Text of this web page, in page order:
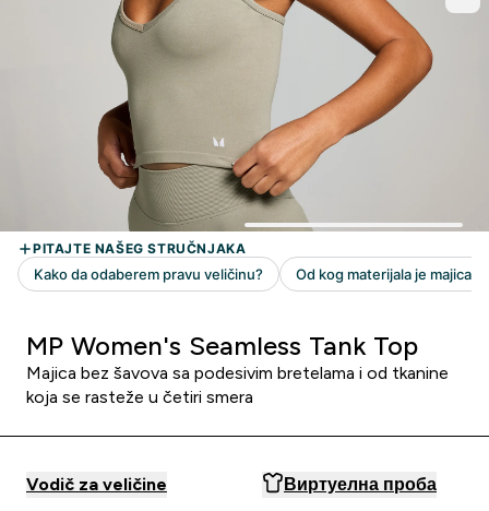
MP Women's Seamless Tank Top
Majica bez šavova sa podesivim bretelama i od tkanine
koja se rasteže u četiri smera
Vodič za veličine Виртуелна проба